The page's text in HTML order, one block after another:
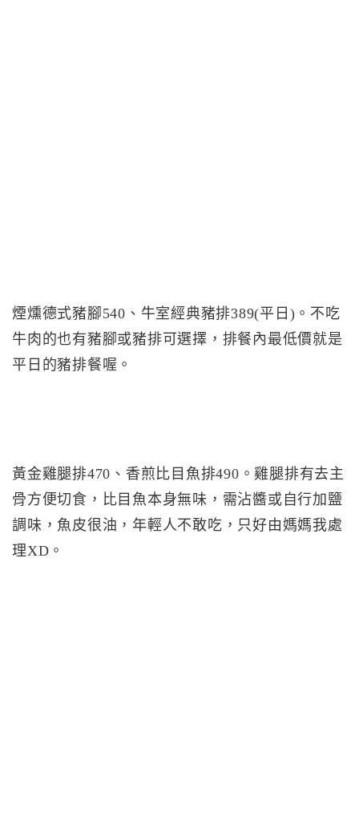
煙燻德式豬腳540、牛室經典豬排389(平日)。不吃
牛肉的也有豬腳或豬排可選擇，排餐內最低價就是
平日的豬排餐喔。
黃金雞腿排470、香煎比目魚排490。雞腿排有去主
骨方便切食，比目魚本身無味，需沾醬或自行加鹽
調味，魚皮很油，年輕人不敢吃，只好由媽媽我處
理XD。